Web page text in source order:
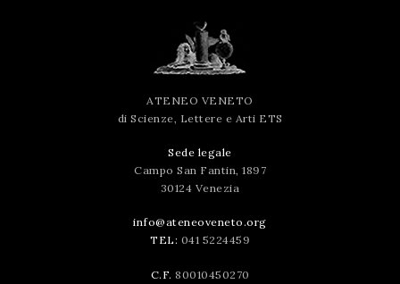
ATENEO VENETO
di Scienze, Lettere e Arti ETS
Sede legale
Campo San Fantin, 1897
30124 Venezia
info@ateneoveneto.org
TEL: 041 5224459
C.F. 80010450270